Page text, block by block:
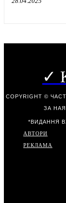
✓
COPYRIGHT ©
ЗА
*ВИДАННЯ
АВТОРИ
РЕКЛАМА